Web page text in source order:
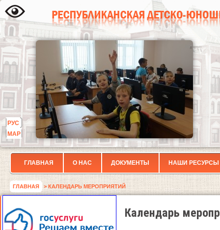
РУС
МАР
ГЛАВНАЯ О НАС ДОКУМЕНТЫ НАШИ РЕСУРСЫ
ГЛАВНАЯ > КАЛЕНДАРЬ МЕРОПРИЯТИЙ
Календарь